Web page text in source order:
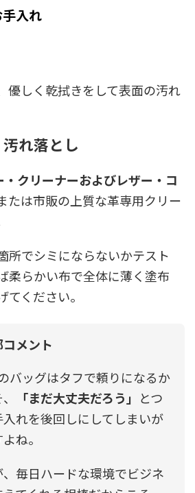
入れ
優しく乾拭きをして表面の汚れ
れ落とし
クリーナーおよびレザー・コ
たは市販の上質な革専用クリー
所でシミにならないかテスト
柔らかい布で全体に薄く塗布
てください。
メント
バッグはタフで頼りになるか
「まだ大丈夫だろう」 とつ
入れを後回しにしてしまいが
ね。
、毎日ハードな環境でビジネ